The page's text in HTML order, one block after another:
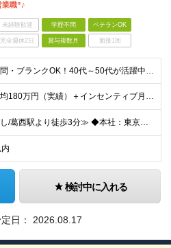
業職”♪
未経験歓迎 学歴不問 ベテランOK
完全週休2日 賞与複数月 面接1回
◆学歴不問・ブランクOK！40代～50代が活躍中 ◆何かしらの営業経験がある方 ◆普通自動車免許(AT限定可) できるだけ多くの方とお会いしたいと考えています。 ぜひご応募いただければと思います!
★賞与平均180万円（実績）＋インセンティブ月平均12万円 ★月給35万円以上＋営業手当＋各種手当＋賞与年2回＋インセンティブ ※経験・能力等を考慮の上、優遇いたします ※上記金額には一律手当と固定
≪転勤なし/葛西駅より徒歩3分≫ ◆本社：東京都江戸川区東葛西6-1-17 第6カネ長ビル6F ※(変更の範囲)上記を除く当社関連勤務地
検討中に入れる
日： 2026.08.17